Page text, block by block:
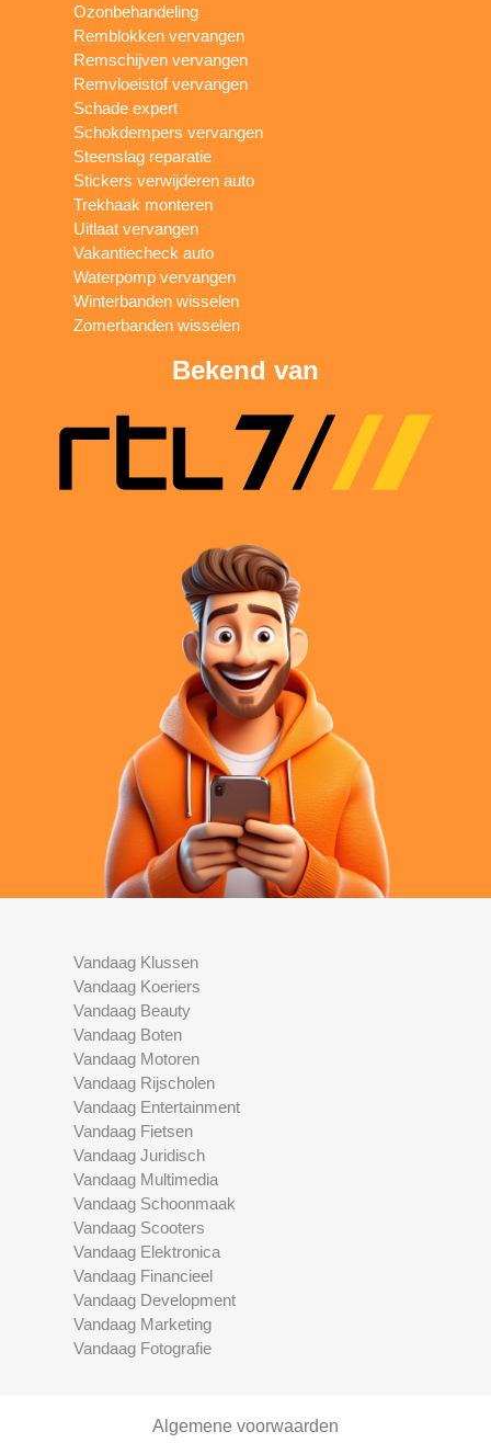
Ozonbehandeling
Remblokken vervangen
Remschijven vervangen
Remvloeistof vervangen
Schade expert
Schokdempers vervangen
Steenslag reparatie
Stickers verwijderen auto
Trekhaak monteren
Uitlaat vervangen
Vakantiecheck auto
Waterpomp vervangen
Winterbanden wisselen
Zomerbanden wisselen
Bekend van
Vandaag Klussen
Vandaag Koeriers
Vandaag Beauty
Vandaag Boten
Vandaag Motoren
Vandaag Rijscholen
Vandaag Entertainment
Vandaag Fietsen
Vandaag Juridisch
Vandaag Multimedia
Vandaag Schoonmaak
Vandaag Scooters
Vandaag Elektronica
Vandaag Financieel
Vandaag Development
Vandaag Marketing
Vandaag Fotografie
Algemene voorwaarden